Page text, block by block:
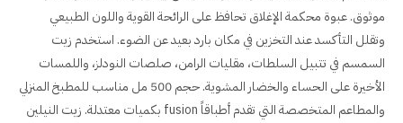
موثوق. عبوة محكمة الإغلاق تحافظ على الرائحة القوية واللون الطبيعي
وتقلل التأكسد عند التخزين في مكان بارد بعيد عن الضوء. استخدم زيت
السمسم في تتبيل السلطات، مقليات الرامن، صلصات النودلز، واللمسات
الأخيرة على الحساء والخضار المشوية. حجم 500 مل مناسب للمطبخ المنزلي
والمطاعم المتخصصة التي تقدم أطباقاً fusion بكميات معتدلة. زيت النيلين